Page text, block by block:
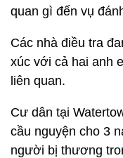
quan gì đến vụ
Các nhà điều tra
xúc với cả hai anh
liên quan.
Cư dân tại
cầu nguyện cho 3
người bị thương